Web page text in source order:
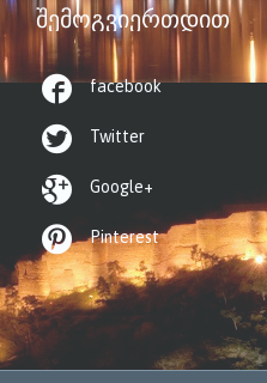
ᲨᲔᲛᲝᲒᲕᲘᲔᲠᲗᲓᲘᲗ
 facebook
 Twitter
 Google+
 Pinterest